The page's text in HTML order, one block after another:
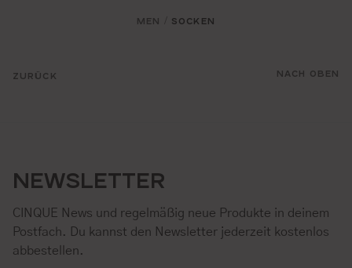
ZURÜCK
MEN SOCKEN
NACH OBEN
NEWSLETTER
CINQUE News und regelmäßig neue Produkte in deinem
Postfach. Du kannst den Newsletter jederzeit kostenlos
abbestellen.